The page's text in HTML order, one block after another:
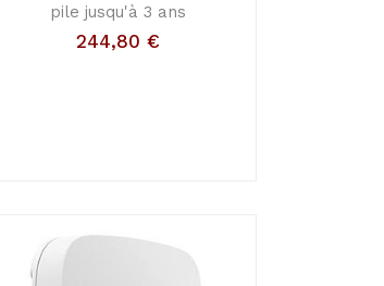
pile jusqu'à 3 ans
244,80 €